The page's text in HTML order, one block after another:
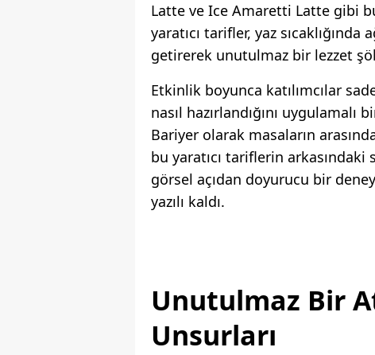
Latte ve Ice Amaretti Latte gibi
yaratıcı tarifler, yaz
getirerek unutulmaz bir lezzet
Etkinlik boyunca katılımcılar
nasıl hazırlandığını
Bariyer olarak masaların
bu yaratıcı tariflerin
görsel açıdan doyurucu bir
yazılı kaldı.
Unutulmaz Bir
Unsurları